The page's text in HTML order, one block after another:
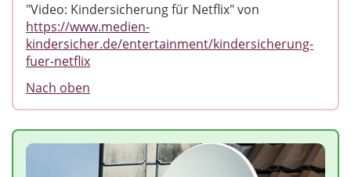
"Video: Kindersicherung für Netflix" von
https://www.medien-
kindersicher.de/entertainment/kindersicherung-
fuer-netflix
Nach oben